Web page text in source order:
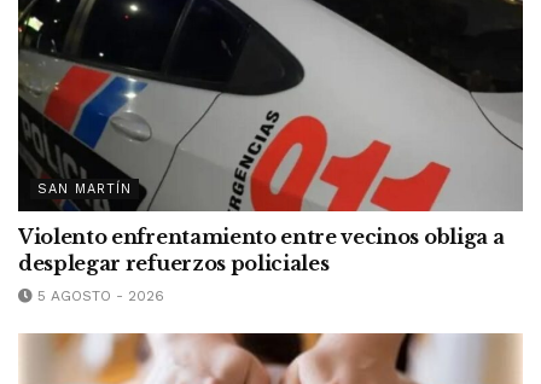
SAN MARTÍN
Violento enfrentamiento entre vecinos obliga a
desplegar refuerzos policiales
5 AGOSTO - 2026